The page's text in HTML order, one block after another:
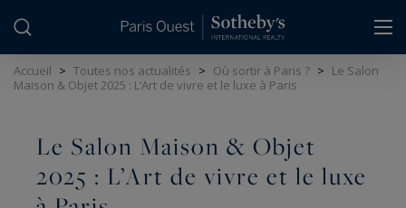
Accueil > Toutes nos actualités > Où sortir à Paris ? > Le Salon
Maison & Objet 2025 : L’Art de vivre et le luxe à Paris
Le Salon Maison & Objet
2025 : L’Art de vivre et le luxe